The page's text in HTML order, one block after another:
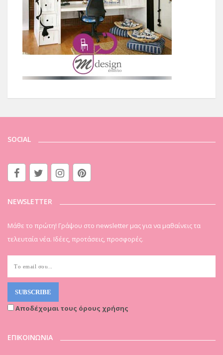
SOCIAL
NEWSLETTER
Μάθε το πρώτη! Γράψου στο newsletter μας για να μαθαίνεις τα
τελευταία νέα. Ιδέες, προτάσεις, προσφορές.
Αποδέχομαι τους όρους χρήσης
ΕΠΙΚΟΙΝΩΝΙΑ